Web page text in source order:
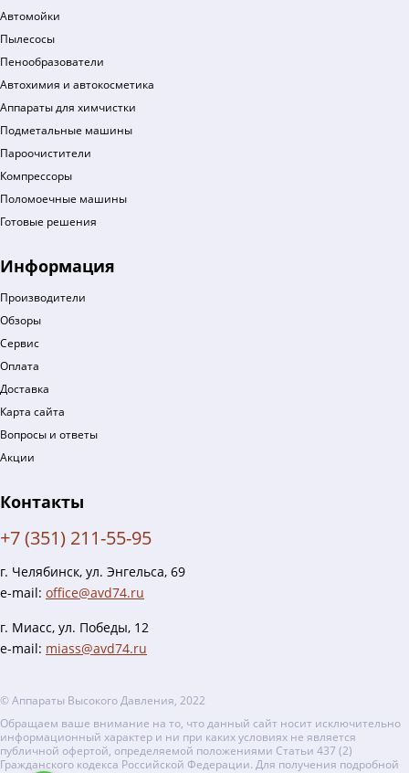
Автомойки
Пылесосы
Пенообразователи
Автохимия и автокосметика
Аппараты для химчистки
Подметальные машины
Пароочистители
Компрессоры
Поломоечные машины
Готовые решения
Информация
Производители
Обзоры
Сервис
Оплата
Доставка
Карта сайта
Вопросы и ответы
Акции
Контакты
+7 (351) 211-55-95
г. Челябинск, ул. Энгельса, 69
e-mail: office@avd74.ru
г. Миасс, ул. Победы, 12
e-mail: miass@avd74.ru
© Аппараты Высокого Давления, 2022
Обращаем ваше внимание на то, что данный сайт носит исключительно
информационный характер и ни при каких условиях не является
публичной офертой, определяемой положениями Статьи 437 (2)
Гражданского кодекса Российской Федерации. Для получения подробной